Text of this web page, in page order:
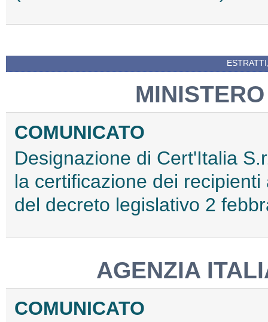
COMUNICATO
Designazione di Cert'Italia
la certificazione dei
del decreto legislativo 2
AGENZIA
COMUNICATO